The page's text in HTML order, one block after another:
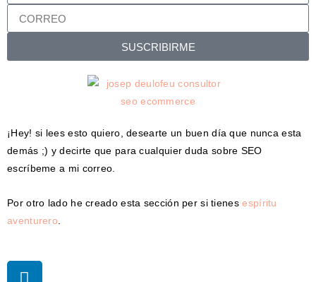
SUSCRIBIRME
¡Hey! si lees esto quiero, desearte un buen día que nunca esta
demás ;) y decirte que para cualquier duda sobre SEO
escríbeme a mi correo.
Por otro lado he creado esta sección per si tienesespíritu
aventurero